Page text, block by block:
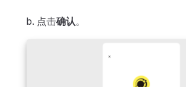
b. 点击确认。